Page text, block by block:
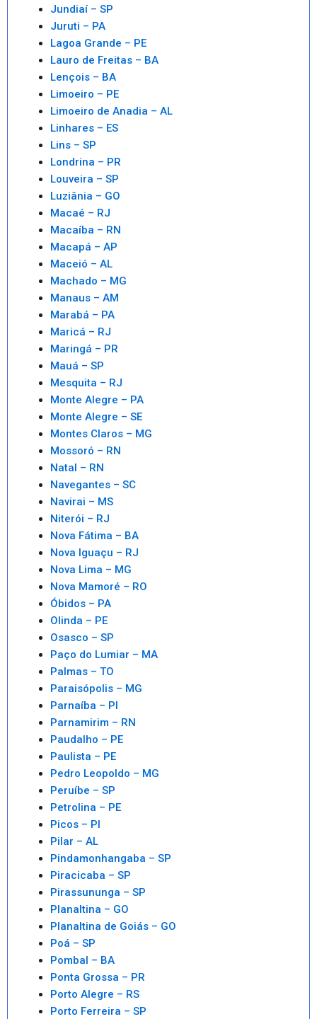
Jundiaí – SP
Juruti – PA
Lagoa Grande – PE
Lauro de Freitas – BA
Lençois – BA
Limoeiro – PE
Limoeiro de Anadia – AL
Linhares – ES
Lins – SP
Londrina – PR
Louveira – SP
Luziânia – GO
Macaé – RJ
Macaíba – RN
Macapá – AP
Maceió – AL
Machado – MG
Manaus – AM
Marabá – PA
Maricá – RJ
Maringá – PR
Mauá – SP
Mesquita – RJ
Monte Alegre – PA
Monte Alegre – SE
Montes Claros – MG
Mossoró – RN
Natal – RN
Navegantes – SC
Navirai – MS
Niterói – RJ
Nova Fátima – BA
Nova Iguaçu – RJ
Nova Lima – MG
Nova Mamoré – RO
Óbidos – PA
Olinda – PE
Osasco – SP
Paço do Lumiar – MA
Palmas – TO
Paraisópolis – MG
Parnaíba – PI
Parnamirim – RN
Paudalho – PE
Paulista – PE
Pedro Leopoldo – MG
Peruíbe – SP
Petrolina – PE
Picos – PI
Pilar – AL
Pindamonhangaba – SP
Piracicaba – SP
Pirassununga – SP
Planaltina – GO
Planaltina de Goiás – GO
Poá – SP
Pombal – BA
Ponta Grossa – PR
Porto Alegre – RS
Porto Ferreira – SP